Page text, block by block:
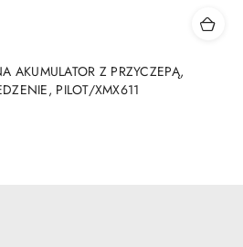
AKUMULATOR Z PRZYCZEPĄ,
PILOT/XMX611